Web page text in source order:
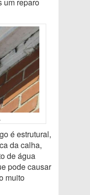
é estrutural,
da calha,
de água
pode causar
muito